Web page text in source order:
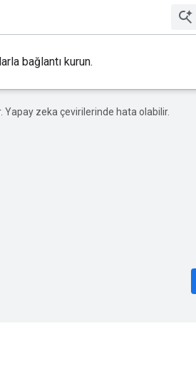
bağlantı kurun.
Yapay zeka çevirilerinde hata olabilir.